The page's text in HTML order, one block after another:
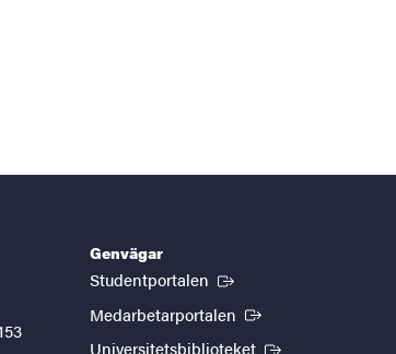
Genvägar
Studentportalen (Extern länk)
Medarbetarportalen (Extern länk)
Universitetsbiblioteket (Extern länk)